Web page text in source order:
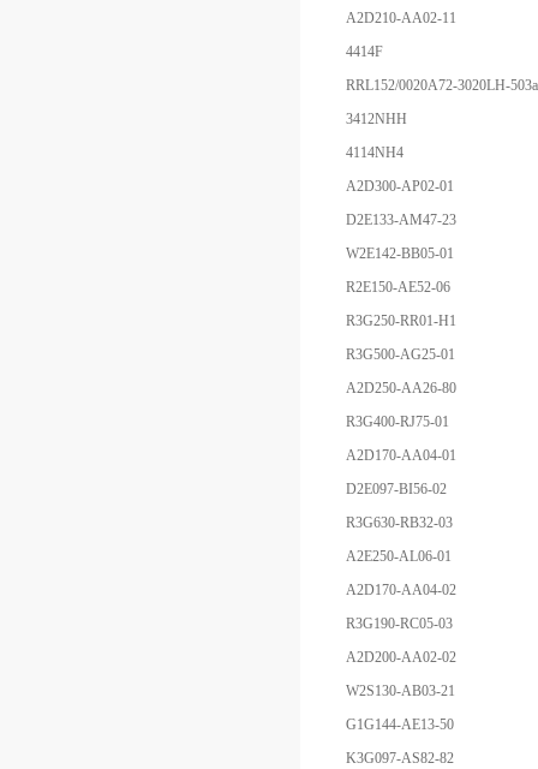
A2D210-AA02-11
4414F
RRL152/0020A72-3020LH-
3412NHH
4114NH4
A2D300-AP02-01
D2E133-AM47-23
W2E142-BB05-01
R2E150-AE52-06
R3G250-RR01-H1
R3G500-AG25-01
A2D250-AA26-80
R3G400-RJ75-01
A2D170-AA04-01
D2E097-BI56-02
R3G630-RB32-03
A2E250-AL06-01
A2D170-AA04-02
R3G190-RC05-03
A2D200-AA02-02
W2S130-AB03-21
G1G144-AE13-50
K3G097-AS82-82